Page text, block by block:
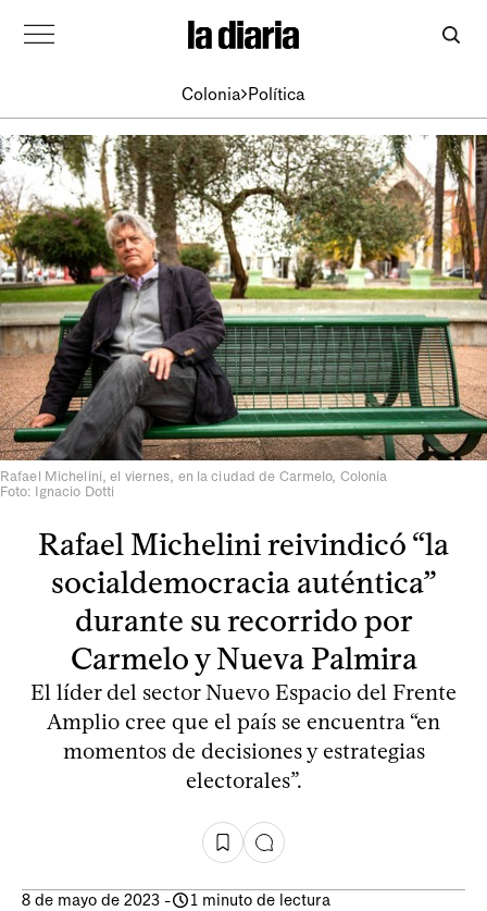
Colonia Política
Rafael Michelini, el viernes, en la ciudad de Carmelo, Colonia
Foto: Ignacio Dotti
Rafael Michelini reivindicó “la
socialdemocracia auténtica”
durante su recorrido por
Carmelo y Nueva Palmira
El líder del sector Nuevo Espacio del Frente
Amplio cree que el país se encuentra “en
momentos de decisiones y estrategias
electorales”.
8 de mayo de 2023 - 1 minuto de lectura